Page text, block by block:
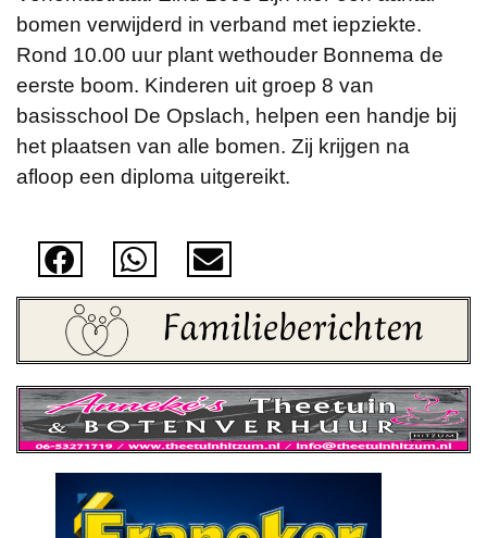
bomen verwijderd in verband met iepziekte.
Rond 10.00 uur plant wethouder Bonnema de
eerste boom. Kinderen uit groep 8 van
basisschool De Opslach, helpen een handje bij
het plaatsen van alle bomen. Zij krijgen na
afloop een diploma uitgereikt.